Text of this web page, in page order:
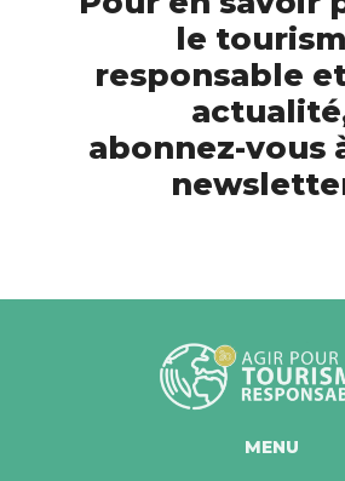
le
responsable
abonnez-vous
MENU